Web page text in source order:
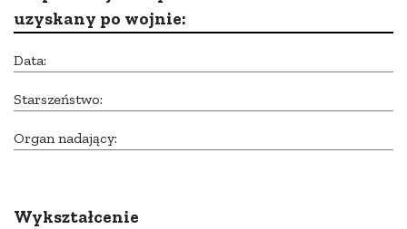
uzyskany po wojnie:
Data:
Starszeństwo:
Organ nadający:
Wykształcenie